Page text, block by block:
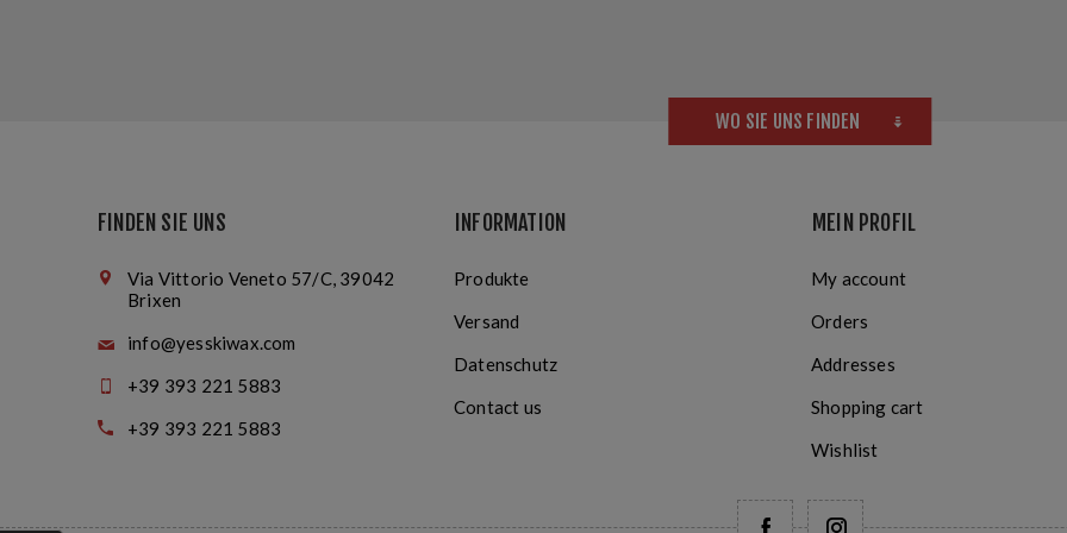
WO SIE UNS FINDEN
FINDEN SIE UNS
Via Vittorio Veneto 57/C, 39042
Brixen
info@yesskiwax.com
+39 393 221 5883
+39 393 221 5883
INFORMATION
Produkte
Versand
Datenschutz
Contact us
MEIN PROFIL
My account
Orders
Addresses
Shopping cart
Wishlist